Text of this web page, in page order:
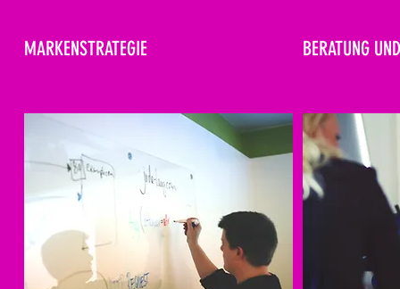
MARKENSTRATEGIE BERATUNG